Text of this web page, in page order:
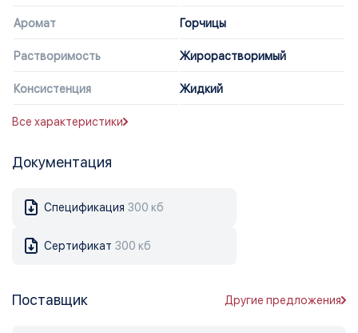
Аромат Горчицы
Растворимость Жирорастворимый
Консистенция Жидкий
Все характеристики
Документация
Спецификация 300 кб
Сертификат 300 кб
Поставщик Другие предложения